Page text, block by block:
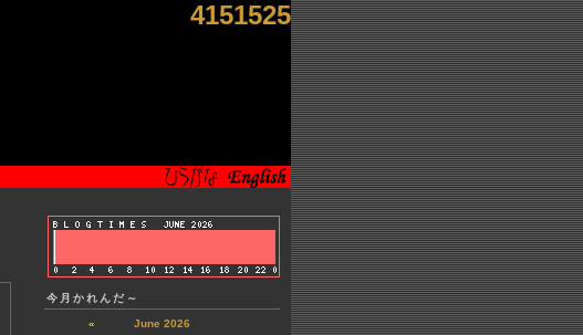
4151525
今月かれんだ～
«
June 2026